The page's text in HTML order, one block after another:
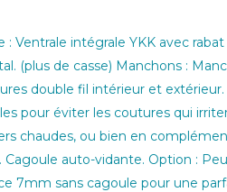
Ventrale intégrale YKK avec
(plus de casse) Manchons :
double fil intérieur et
pour éviter les coutures qui
chaudes, ou bien en
auto-vidante. Option :
7mm sans cagoule pour une